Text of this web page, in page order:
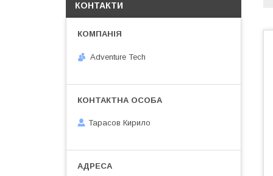
КОНТАКТИ
Adventure Tech
Тарасов Кирило